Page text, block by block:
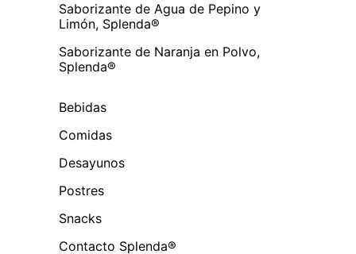
Saborizante de Agua de Pepino y
Limón, Splenda®
Saborizante de Naranja en Polvo,
Splenda®
Bebidas
Comidas
Desayunos
Postres
Snacks
Contacto Splenda®